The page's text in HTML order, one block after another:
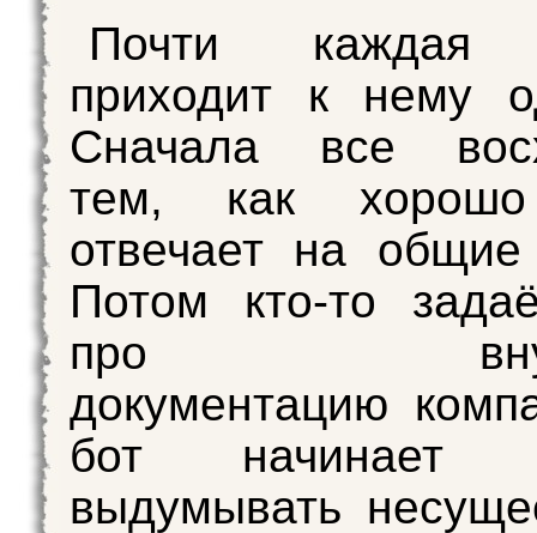
Почти каждая
приходит к нему
Сначала все
тем, как
отвечает на
Потом кто‑то
про
документацию
бот начинает
выдумывать